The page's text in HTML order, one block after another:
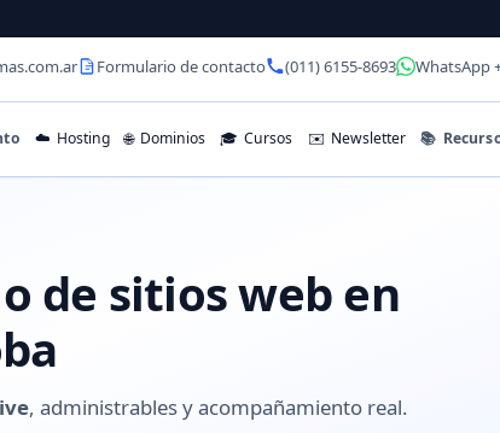
Formulario de contacto (011) 6155-8693 WhatsApp
☁️ Hosting 🌐 Dominios 🎓 Cursos ✉️ Newsletter 📚
de sitios web en
, administrables y acompañamiento real.